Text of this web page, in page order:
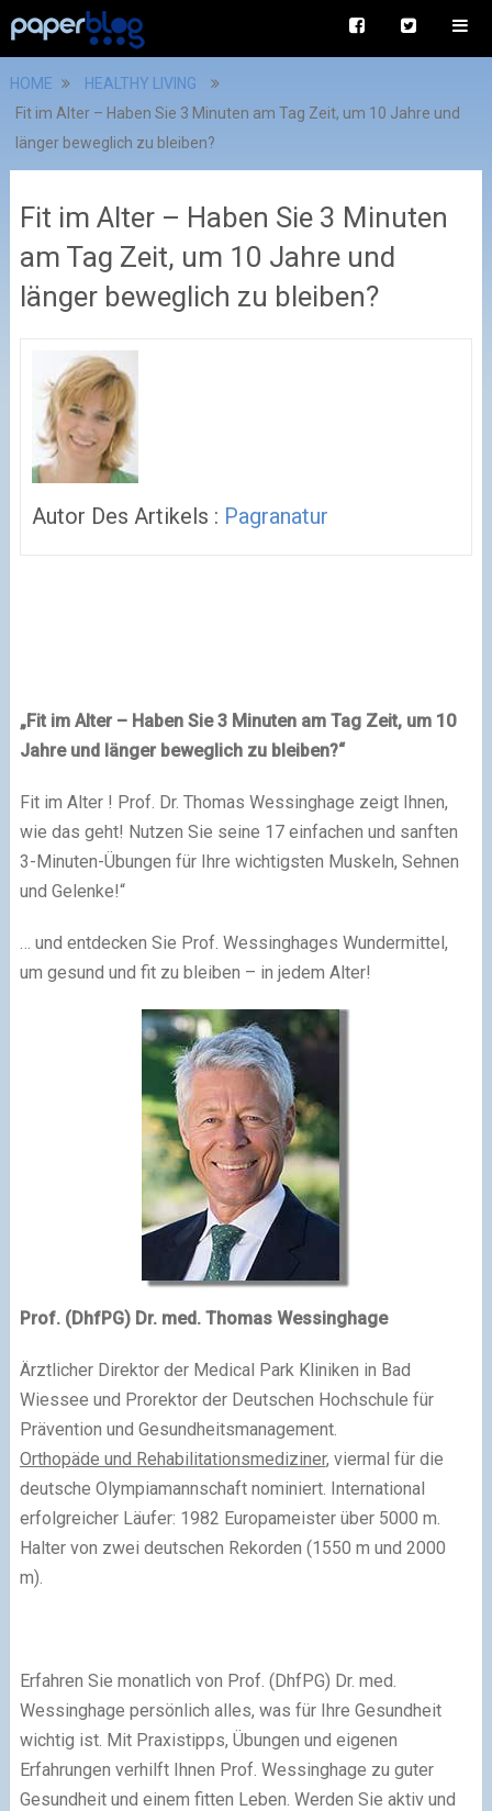
HOME
HEALTHY LIVING
Fit im Alter – Haben Sie 3 Minuten am Tag Zeit, um 10 Jahre und
länger beweglich zu bleiben?
Fit im Alter – Haben Sie 3 Minuten
am Tag Zeit, um 10 Jahre und
länger beweglich zu bleiben?
Autor Des Artikels : Pagranatur
„Fit im Alter – Haben Sie 3 Minuten am Tag Zeit, um 10
Jahre und länger beweglich zu bleiben?“
Fit im Alter ! Prof. Dr. Thomas Wessinghage zeigt Ihnen,
wie das geht! Nutzen Sie seine 17 einfachen und sanften
3-Minuten-Übungen für Ihre wichtigsten Muskeln, Sehnen
und Gelenke!“
… und entdecken Sie Prof. Wessinghages Wundermittel,
um gesund und fit zu bleiben – in jedem Alter!
Prof. (DhfPG) Dr. med. Thomas Wessinghage
Ärztlicher Direktor der Medical Park Kliniken in Bad
Wiessee und Prorektor der Deutschen Hochschule für
Prävention und Gesundheitsmanagement.
Orthopäde und Rehabilitationsmediziner, viermal für die
deutsche Olympiamannschaft nominiert. International
erfolgreicher Läufer: 1982 Europameister über 5000 m.
Halter von zwei deutschen Rekorden (1550 m und 2000
m).
Erfahren Sie monatlich von Prof. (DhfPG) Dr. med.
Wessinghage persönlich alles, was für Ihre Gesundheit
wichtig ist. Mit Praxistipps, Übungen und eigenen
Erfahrungen verhilft Ihnen Prof. Wessinghage zu guter
Gesundheit und einem fitten Leben. Werden Sie aktiv und